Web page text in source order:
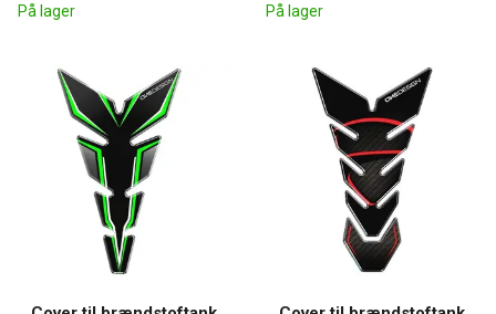
På lager På lager